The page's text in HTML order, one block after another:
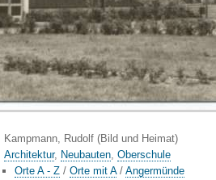
Kampmann, Rudolf (Bild und Heimat)
Architektur, Neubauten, Oberschule
Orte A - Z/ Orte mit A/ Angermünde